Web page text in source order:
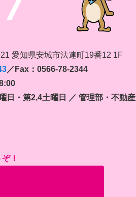
愛知県安城市法連町19番12 1F
／Fax：0566-78-2344
日・第2,4土曜日 ／ 管理部・不動産
！